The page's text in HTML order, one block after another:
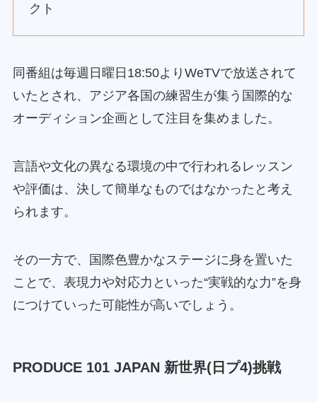
クト
同番組は毎週日曜日18:50よりWeTVで放送されて
いたとされ、アジア各国の練習生が集う国際的な
オーディション企画として注目を集めました。
言語や文化の異なる環境の中で行われるレッスン
や評価は、決して簡単なものではなかったと考え
られます。
その一方で、国際色豊かなステージに身を置いた
ことで、表現力や対応力といった“実戦的な力”を身
につけていった可能性が高いでしょう。
PRODUCE 101 JAPAN 新世界(日プ4)挑戦